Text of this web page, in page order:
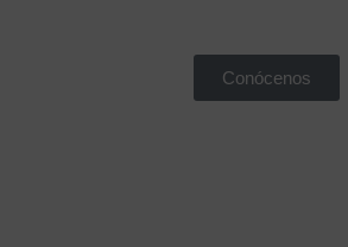
Conócenos